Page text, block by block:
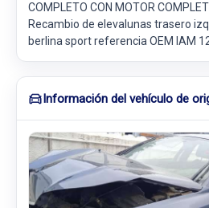
COMPLETO CON MOTOR
Recambio de elevalunas trasero
berlina sport referencia OEM IAM
Información del vehículo de